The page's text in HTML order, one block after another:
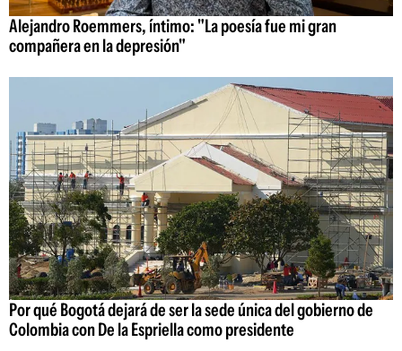
Alejandro Roemmers, íntimo: "La poesía fue mi gran
compañera en la depresión"
Por qué Bogotá dejará de ser la sede única del gobierno de
Colombia con De la Espriella como presidente